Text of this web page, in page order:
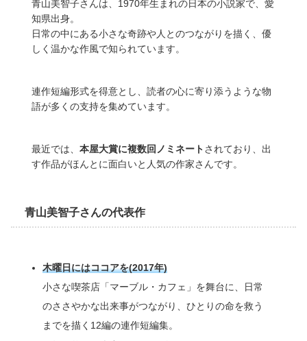
青山美智子さんは、1970年生まれの日本の小説家で、愛
知県出身。
日常の中にある小さな奇跡や人とのつながりを描く、優
しく温かな作風で知られています。
連作短編形式を得意とし、読者の心に寄り添うような物
語が多くの支持を集めています。
最近では、 本屋大賞に複数回ノミネートされており、出
す作品がほんとに面白いと人気の作家さんです。
青山美智子さんの代表作
木曜日にはココアを(2017年)
小さな喫茶店「マーブル・カフェ」を舞台に、日常
のささやかな出来事がつながり、ひとりの命を救う
までを描く12編の連作短編集。